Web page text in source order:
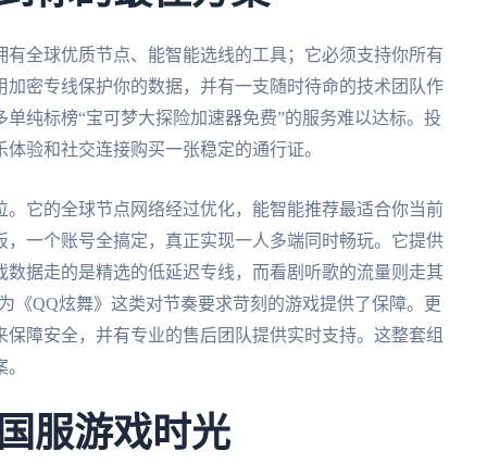
全球优质节点、能智能选线的工具；它必须支持你所有
密专线保护你的数据，并有一支随时待命的技术团队作
纯标榜“宝可梦大探险加速器免费”的服务难以达标。投
验和社交连接购买一张稳定的通行证。
它的全球节点网络经过优化，能智能推荐最适合你当前
一个账号全搞定，真正实现一人多端同时畅玩。它提供
据走的是精选的低延迟专线，而看剧听歌的流量则走其
《QQ炫舞》这类对节奏要求苛刻的游戏提供了保障。更
障安全，并有专业的售后团队提供实时支持。这整套组
服游戏时光